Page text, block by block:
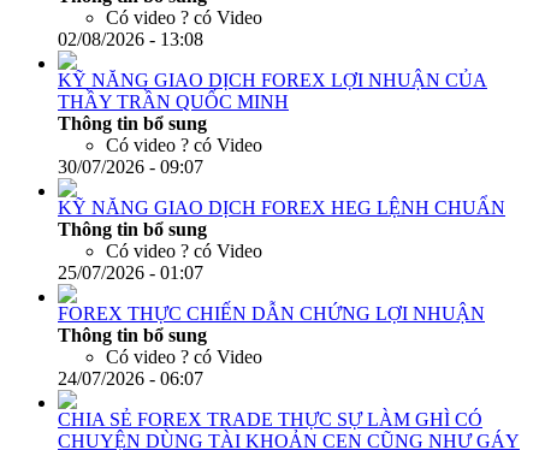
KINH NGHIỆM GIAO DỊCH FOREX CẦN ĐƯỢC XÁC
NHẬN BẰNG LỊCH SỬ GIAO DỊCH
Thông tin bổ sung
Có video ? có Video
02/08/2026 - 13:08
KỸ NĂNG GIAO DỊCH FOREX LỢI NHUẬN CỦA
THẦY TRẦN QUỐC MINH
Thông tin bổ sung
Có video ? có Video
30/07/2026 - 09:07
KỸ NĂNG GIAO DỊCH FOREX HEG LỆNH CHUẨN
Thông tin bổ sung
Có video ? có Video
25/07/2026 - 01:07
FOREX THỰC CHIẾN DẪN CHỨNG LỢI NHUẬN
Thông tin bổ sung
Có video ? có Video
24/07/2026 - 06:07